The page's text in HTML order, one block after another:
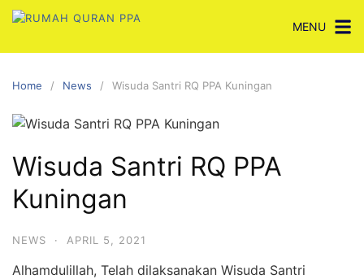
Skip
content
MENU
Home News Wisuda Santri RQ PPA Kuningan
Wisuda Santri RQ PPA
Kuningan
NEWS · APRIL 5, 2021
Alhamdulillah, Telah dilaksanakan Wisuda Santri